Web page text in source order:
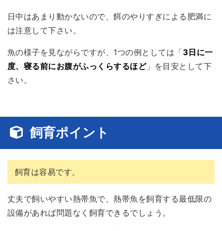
日中はあまり動かないので、餌のやりすぎによる肥満に
は注意して下さい。
魚の様子を見ながらですが、1つの例としては「3日に一
度、寝る前にお腹がふっくらするほど」を目安として下
さい。
飼育ポイント
飼育は容易です。
丈夫で飼いやすい熱帯魚で、熱帯魚を飼育する最低限の
設備があれば問題なく飼育できるでしょう。